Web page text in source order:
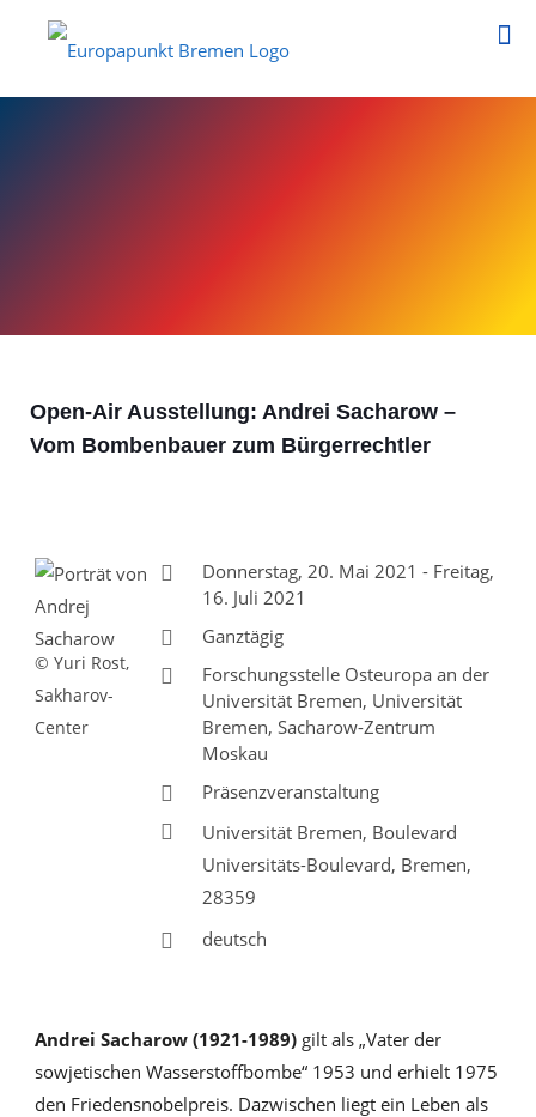
Open-Air Ausstellung: Andrei Sacharow –
Vom Bombenbauer zum Bürgerrechtler
© Yuri Rost,
Sakharov-
Center
Donnerstag, 20. Mai 2021 - Freitag,
16. Juli 2021
Ganztägig
Forschungsstelle Osteuropa an der
Universität Bremen, Universität
Bremen, Sacharow-Zentrum
Moskau
Präsenzveranstaltung
Universität Bremen, Boulevard
Universitäts-Boulevard, Bremen,
28359
deutsch
Andrei Sacharow (1921-1989)gilt als „Vater der
sowjetischen Wasserstoffbombe“ 1953 und erhielt 1975
den Friedensnobelpreis. Dazwischen liegt ein Leben als